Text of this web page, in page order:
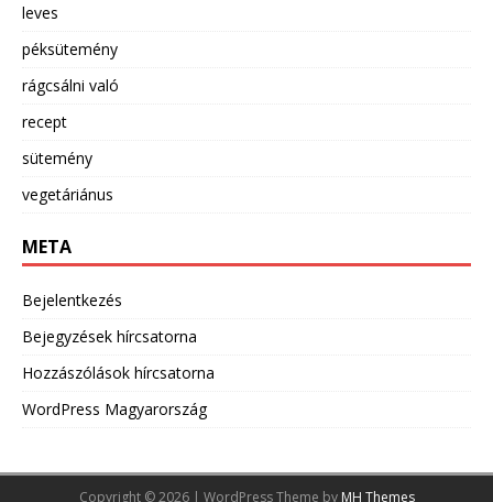
leves
péksütemény
rágcsálni való
recept
sütemény
vegetáriánus
META
Bejelentkezés
Bejegyzések hírcsatorna
Hozzászólások hírcsatorna
WordPress Magyarország
Copyright © 2026 | WordPress Theme by MH Themes